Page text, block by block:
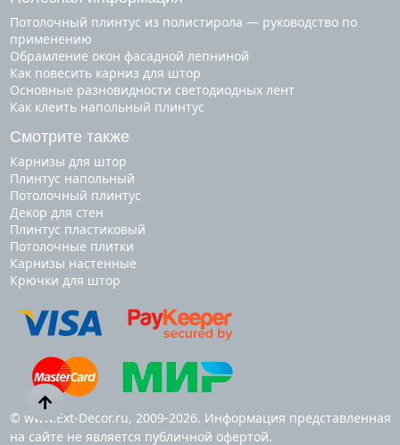
Потолочный плинтус из полистирола — руководство по
применению
Обрамление окон фасадной лепниной
Как повесить карниз для штор
Основные разновидности светодиодных лент
Как клеить напольный плинтус
Смотрите также
карнизы для штор
плинтус напольный
потолочный плинтус
декор для стен
плинтус пластиковый
потолочные плитки
карнизы настенные
крючки для штор
© www.Ext-Decor.ru, 2009-2026. Информация представленная
на сайте не является публичной офертой.